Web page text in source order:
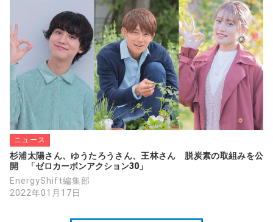
ニュース
杉浦太陽さん、ゆうたろうさん、王林さん　脱炭素の取組みを公
開　「ゼロカーボンアクション30」
EnergyShift編集部
2022年01月17日